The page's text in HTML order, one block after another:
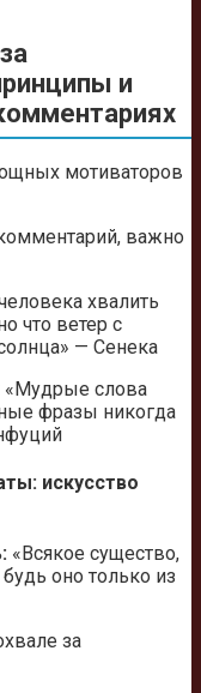
и
мотиваторов
важно
хвалить
что ветер с
— Сенека
«Мудрые слова
фразы никогда
искусство
«Всякое существо,
оно только из
за